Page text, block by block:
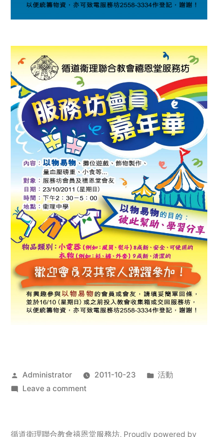
Posted
by
Administrator 2011-10-23
Posted
活動
Leave a commenton
服
循道衛理聯合教會禧恩堂服務坊, Proudly powered by